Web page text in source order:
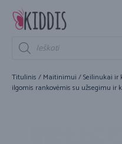
Titulinis / Maitinimui /Seilinukai ir
ilgomis rankovėmis su užsegimu ir